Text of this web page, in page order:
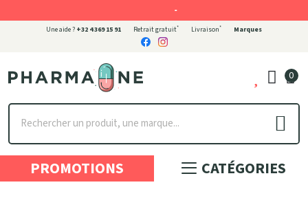
Une aide ? +32 4 369 15 91 Retrait gratuit* Livraison* Marques
Pharmaone Votre pharmacie en ligne à votre service
0
PROMOTIONS CATÉGORIES